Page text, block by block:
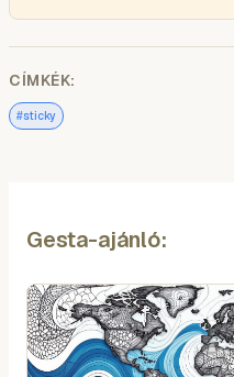
CÍMKÉK:
#sticky
Gesta-ajánló: